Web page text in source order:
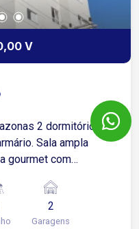
V
2 dormitórios,
Sala ampla
gourmet com
com
Garagem
dispõe
2
Garagens